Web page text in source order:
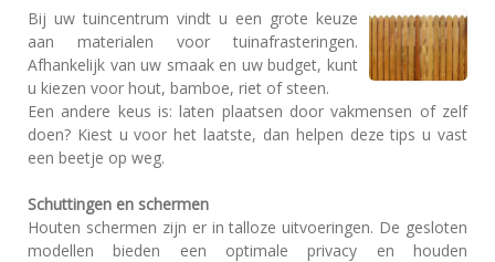
Bij uw tuincentrum vindt u een grote keuze
aan materialen voor tuinafrasteringen.
Afhankelijk van uw smaak en uw budget, kunt
u kiezen voor hout, bamboe, riet of steen.
Een andere keus is: laten plaatsen door vakmensen of zelf
doen? Kiest u voor het laatste, dan helpen deze tips u vast
een beetje op weg.
Schuttingen en schermen
Houten schermen zijn er in talloze uitvoeringen. De gesloten
modellen bieden een optimale privacy en houden